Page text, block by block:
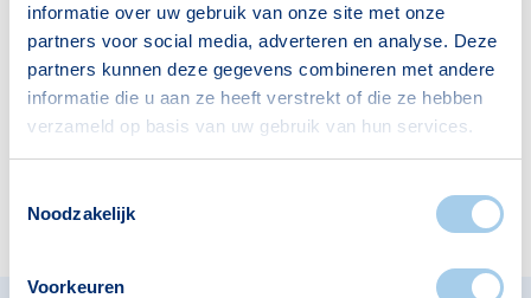
informatie over uw gebruik van onze site met onze
partners voor social media, adverteren en analyse. Deze
partners kunnen deze gegevens combineren met andere
informatie die u aan ze heeft verstrekt of die ze hebben
verzameld op basis van uw gebruik van hun services.
Noodzakelijk
Voorkeuren
Supermarkten
1
Restaurants
17
2